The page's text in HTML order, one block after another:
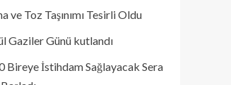
ve Toz Taşınımı Tesirli Oldu
Gaziler Günü kutlandı
Bireye İstihdam Sağlayacak Sera